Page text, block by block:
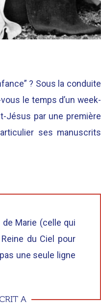
? Sous la conduite
le temps d’un week-
Jésus par une première
ses manuscrits
Marie (celle qui
du Ciel pour
une seule ligne
A